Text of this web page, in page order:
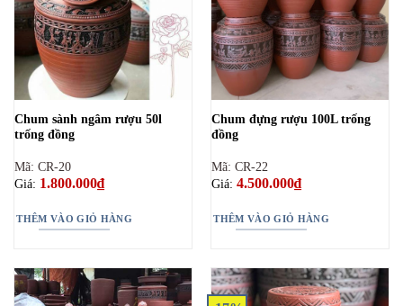
thể.
Các
chọn
thể
được
chọn
trên
trang
phẩm
Chum sành ngâm rượu 50l
trống đồng
Mã: CR-20
Giá: 1.800.000₫
THÊM VÀO GIỎ HÀNG
Chum đựng rượu 100L trống
đồng
Mã: CR-22
Giá: 4.500.000₫
THÊM VÀO GIỎ HÀNG